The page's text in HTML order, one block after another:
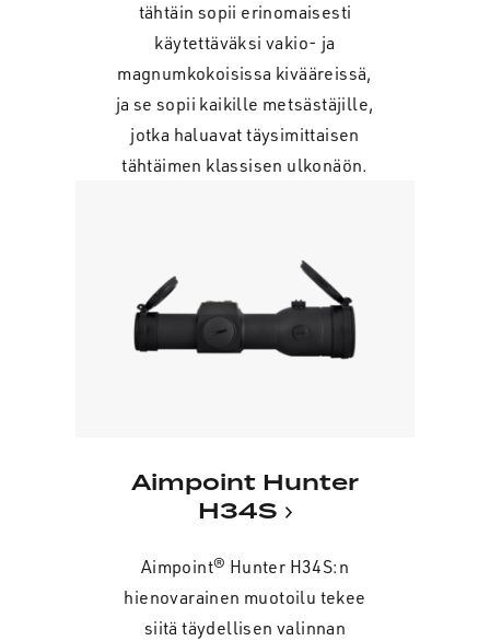
tähtäin sopii erinomaisesti
käytettäväksi vakio- ja
magnumkokoisissa kivääreissä,
ja se sopii kaikille metsästäjille,
jotka haluavat täysimittaisen
tähtäimen klassisen ulkonäön.
Aimpoint Hunter
H34S
Aimpoint® Hunter H34S:n
hienovarainen muotoilu tekee
siitä täydellisen valinnan